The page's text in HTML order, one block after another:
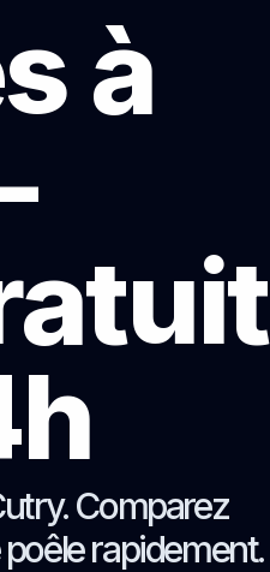
à
Comparez
rapidement.